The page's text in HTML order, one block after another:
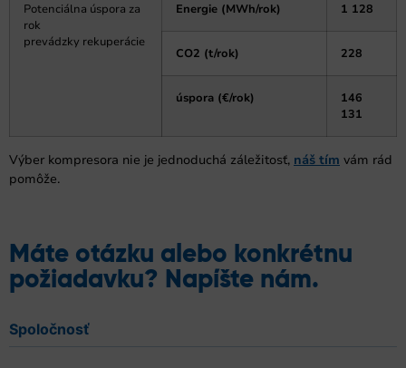
Potenciálna úspora za
rok
prevádzky rekuperácie
Energie (MWh/rok) 1 128
CO2 (t/rok) 228
úspora (€/rok)
146
131
Výber kompresora nie je jednoduchá záležitosť, náš tím vám rád
pomôže.
Máte otázku alebo konkrétnu
požiadavku? Napíšte nám.
Spoločnosť